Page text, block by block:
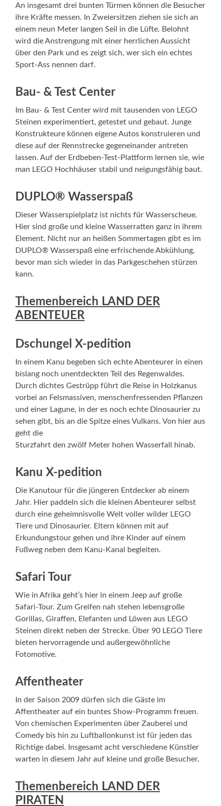
An insgesamt drei bunten Türmen können die Besucher
ihre Kräfte messen. In Zweiersitzen ziehen sie sich an
einem neun Meter langen Seil in die Lüfte. Belohnt
wird die Anstrengung mit einer herrlichen Aussicht
über den Park und es zeigt sich, wer sich ein echtes
Sport-Ass nennen darf.
Bau- & Test Center
Im Bau- & Test Center wird mit tausenden von LEGO
Steinen experimentiert, getestet und gebaut. Junge
Konstrukteure können eigene Autos konstruieren und
diese auf der Rennstrecke gegeneinander antreten
lassen. Auf der Erdbeben-Test-Plattform lernen sie, wie
man LEGO Hochhäuser stabil und neigungsfähig baut.
DUPLO® Wasserspaß
Dieser Wasserspielplatz ist nichts für Wasserscheue.
Hier sind große und kleine Wasserratten ganz in ihrem
Element. Nicht nur an heißen Sommertagen gibt es im
DUPLO® Wasserspaß eine erfrischende Abkühlung,
bevor man sich wieder in das Parkgeschehen stürzen
kann.
Themenbereich LAND DER
ABENTEUER
Dschungel X-pedition
In einem Kanu begeben sich echte Abenteurer in einen
bislang noch unentdeckten Teil des Regenwaldes.
Durch dichtes Gestrüpp führt die Reise in Holzkanus
vorbei an Felsmassiven, menschenfressenden Pflanzen
und einer Lagune, in der es noch echte Dinosaurier zu
sehen gibt, bis an die Spitze eines Vulkans. Von hier aus
geht die
Sturzfahrt den zwölf Meter hohen Wasserfall hinab.
Kanu X-pedition
Die Kanutour für die jüngeren Entdecker ab einem
Jahr. Hier paddeln sich die kleinen Abenteurer selbst
durch eine geheimnisvolle Welt voller wilder LEGO
Tiere und Dinosaurier. Eltern können mit auf
Erkundungstour gehen und ihre Kinder auf einem
Fußweg neben dem Kanu-Kanal begleiten.
Safari Tour
Wie in Afrika geht’s hier in einem Jeep auf große
Safari-Tour. Zum Greifen nah stehen lebensgroße
Gorillas, Giraffen, Elefanten und Löwen aus LEGO
Steinen direkt neben der Strecke. Über 90 LEGO Tiere
bieten hervorragende und außergewöhnliche
Fotomotive.
Affentheater
In der Saison 2009 dürfen sich die Gäste im
Affentheater auf ein buntes Show-Programm freuen.
Von chemischen Experimenten über Zauberei und
Comedy bis hin zu Luftballonkunst ist für jeden das
Richtige dabei. Insgesamt acht verschiedene Künstler
warten in diesem Jahr auf kleine und große Besucher.
Themenbereich LAND DER
PIRATEN